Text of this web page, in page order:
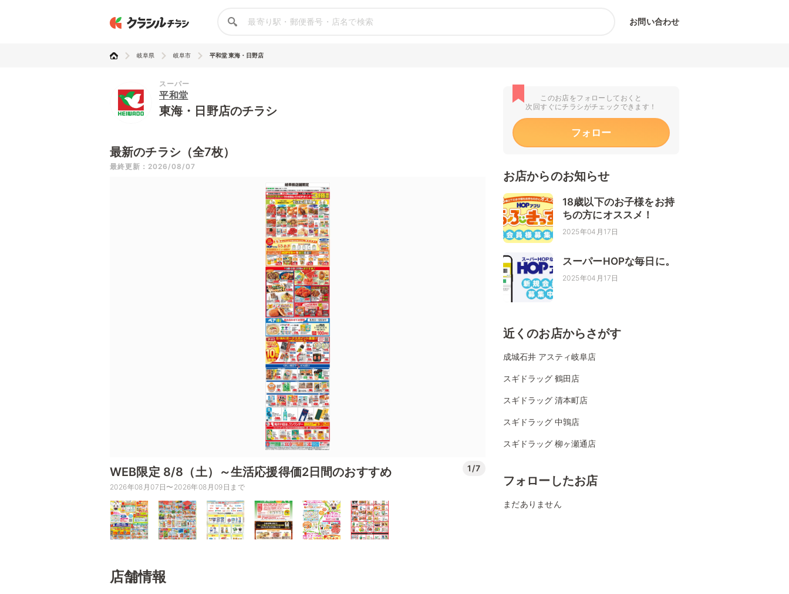
お問い合わせ
岐阜県 岐阜市 平和堂 東海・日野店
スーパー
平和堂
東海・日野店のチラシ
最新のチラシ（全7枚）
最終更新：2026/08/07
WEB限定 8/8（土）～生活応援得価2日間のおすすめ 1/7
2026年08月07日〜2026年08月09日まで
店舗情報
このお店をフォローしておくと
次回すぐにチラシがチェックできます！
フォロー
お店からのお知らせ
18歳以下のお子様をお持
ちの方にオススメ！
2025年04月17日
スーパーHOPな毎日に。
2025年04月17日
近くのお店からさがす
成城石井 アスティ岐阜店
スギドラッグ 鶴田店
スギドラッグ 清本町店
スギドラッグ 中鶉店
スギドラッグ 柳ヶ瀬通店
フォローしたお店
まだありません